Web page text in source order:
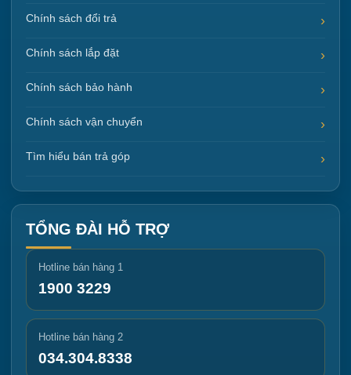
Chính sách đổi trả
Chính sách lắp đặt
Chính sách bảo hành
Chính sách vận chuyển
Tìm hiểu bán trả góp
TỔNG ĐÀI HỖ TRỢ
Hotline bán hàng 1
1900 3229
Hotline bán hàng 2
034.304.8338